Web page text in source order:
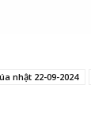
nhật 22-09-2024